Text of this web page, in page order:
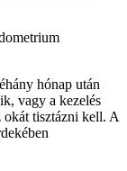
hónap után
vagy a kezelés
okát tisztázni kell. A